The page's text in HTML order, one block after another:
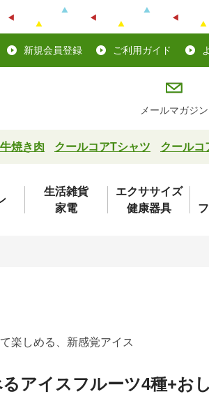
新規会員登録 ご利用ガイド
メールマガジン
焼き肉 クールコアTシャツ クールコ
生活雑貨
家電
エクササイズ
健康器具
楽しめる、新感覚アイス
アイスフルーツ4種+お